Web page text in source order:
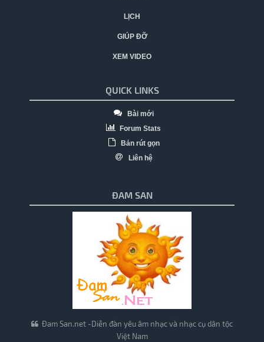
LỊCH
GIÚP ĐỠ
XEM VIDEO
QUICK LINKS
Bài mới
Forum Stats
Bản rút gọn
Liên hệ
ĐAM SAN
Đam San.net -Diễn đàn yêu âm nhạc và nhạc cụ dân tộc
Việt Nam